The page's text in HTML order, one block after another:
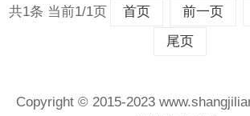
共1条 当前1/1页 首页 前一页
尾页
Copyright © 2015-2023